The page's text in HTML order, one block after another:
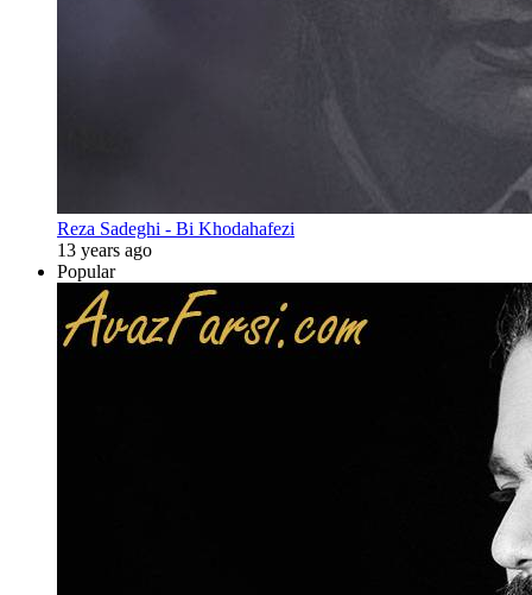
Reza Sadeghi - Bi Khodahafezi
13 years ago
Popular